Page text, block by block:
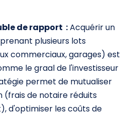
de rapport :Acquérir un
plusieurs lots
commerciaux, garages) est
le graal de l'investisseur
permet de mutualiser
(frais de notaire réduits
d'optimiser les coûts de